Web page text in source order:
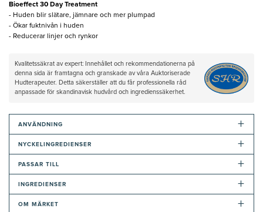
Bioeffect 30 Day Treatment
- Huden blir slätare, jämnare och mer plumpad
- Ökar fuktnivån i huden
- Reducerar linjer och rynkor
Kvalitetssäkrat av expert: Innehållet och rekommendationerna på
denna sida är framtagna och granskade av våra Auktoriserade
Hudterapeuter. Detta säkerställer att du får professionella råd
anpassade för skandinavisk hudvård och ingredienssäkerhet.
ANVÄNDNING +
NYCKELINGREDIENSER +
PASSAR TILL +
INGREDIENSER +
OM MÄRKET +